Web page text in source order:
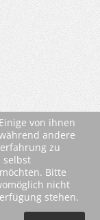
von ihnen
andere
zu
selbst
Bitte
nicht
stehen.